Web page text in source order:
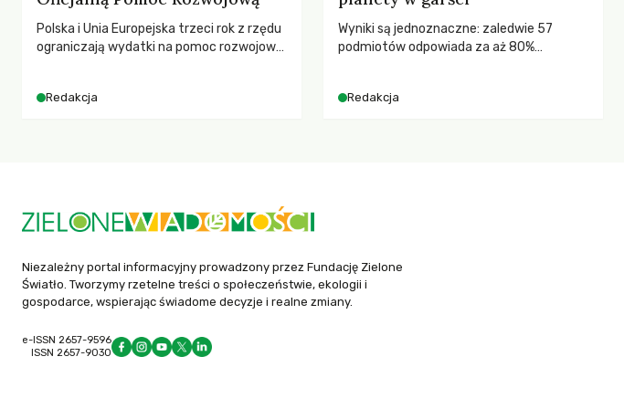
Polska i Unia Europejska trzeci rok z rzędu
ograniczają wydatki na pomoc rozwojową
dla krajów najbardziej potrzebujących, a
Redakcja
Wyniki są jednoznaczne: zaledwie 57
podmiotów odpowiada za aż 80%
Redakcja
Niezależny portal informacyjny prowadzony przez Fundację Zielone
Światło. Tworzymy rzetelne treści o społeczeństwie, ekologii i
gospodarce, wspierając świadome decyzje i realne zmiany.
e-ISSN 2657-9596
ISSN 2657-9030